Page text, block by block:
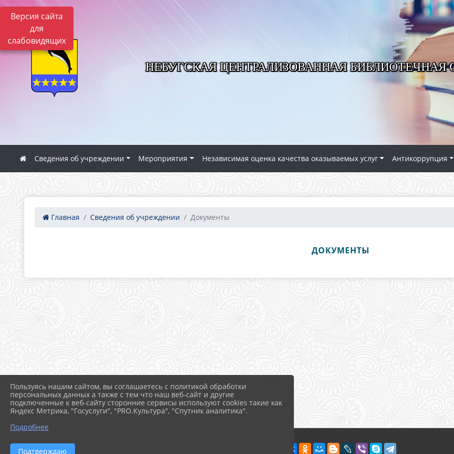
Версия сайта
для
слабовидящих
НЕБУГСКАЯ ЦЕНТРАЛИЗОВАННАЯ БИБЛИОТЕЧНАЯ
Сведения об учреждении Мероприятия Независимая оценка качества оказываемых услуг Антикоррупция
Главная Сведения об учреждении Документы
ДОКУМЕНТЫ
Пользуясь нашим сайтом, вы соглашаетесь с политикой обработки
персональных данных а также с тем что наш веб-сайт и другие
подключенные к веб-сайту сторонние сервисы используют cookies такие как
Яндекс Метрика, "Госуслуги", "PRO.Культура", "Спутник аналитика".
Подробнее
Подтверждаю